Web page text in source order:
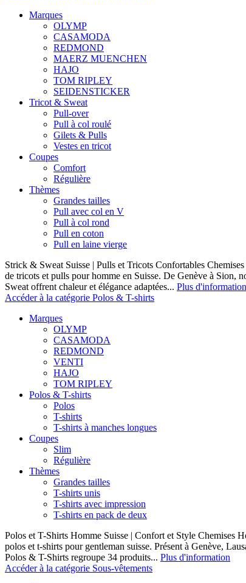
Marques
OLYMP
CASAMODA
REDMOND
MAERZ MUENCHEN
HAJO
TOM RIPLEY
SEIDENSTICKER
Tricot & Sweat
Pull-over
Pull à col roulé
Gilets & Pulls
Vestes en tricot
Coupes
Comfort
Régulière
Thèmes
Grandes tailles
Pull avec col en V
Pull à col rond
Pull en coton
Pull en laine vierge
Strick & Sweat Suisse | Pulls et Tricots Confortables
de tricots et pulls pour homme en Suisse. De Genève à Sion,
Sweat offrent chaleur et élégance adaptées... Plus d'information
Accéder à la catégorie Polos & T-shirts
Marques
OLYMP
CASAMODA
REDMOND
VENTI
HAJO
TOM RIPLEY
Polos & T-shirts
Polos
T-shirts
T-shirts à manches longues
Coupes
Slim
Régulière
Thèmes
Grandes tailles
T-shirts unis
T-shirts avec impression
T-shirts en pack de deux
Polos et T-Shirts Homme Suisse | Confort et Style Chemises
polos et t-shirts pour gentleman suisse. Présent à Genève,
Polos & T-Shirts regroupe 34 produits... Plus d'information
Accéder à la catégorie Sous-vêtements